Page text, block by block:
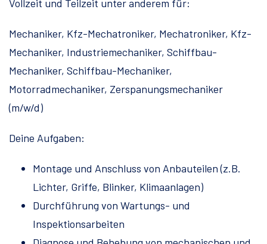
Vollzeit und Teilzeit unter anderem für:
Mechaniker, Kfz-Mechatroniker, Mechatroniker, Kfz-
Mechaniker, Industriemechaniker, Schiffbau-
Mechaniker, Schiffbau-Mechaniker,
Motorradmechaniker, Zerspanungsmechaniker
(m/w/d)
Deine Aufgaben:
Montage und Anschluss von Anbauteilen (z.B.
Lichter, Griffe, Blinker, Klimaanlagen)
Durchführung von Wartungs- und
Inspektionsarbeiten